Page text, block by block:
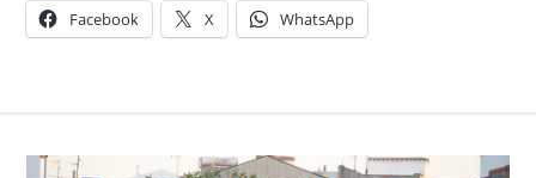
Facebook X WhatsApp